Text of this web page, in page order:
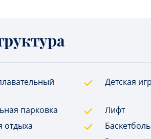
Детская
парковка
Лифт
отдыха